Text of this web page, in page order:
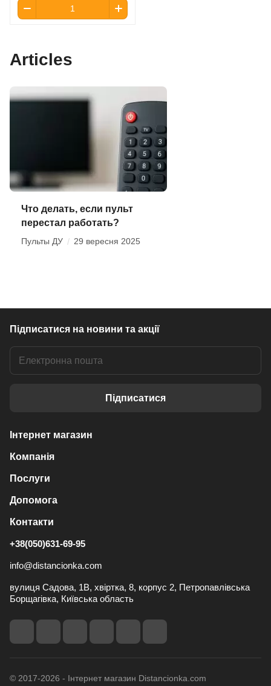
Articles
Что делать, если пульт
перестал работать?
Пульты ДУ / 29 вересня 2025
Підписатися на новини та акції
Підписатися
Інтернет магазин
Компанія
Послуги
Допомога
Контакти
+38(050)631-69-95
info@distancionka.com
вулиця Садова, 1В, хвіртка, 8, корпус 2, Петропавлівська
Борщагівка, Київська область
© 2017-2026 - Інтернет магазин Distancionka.com